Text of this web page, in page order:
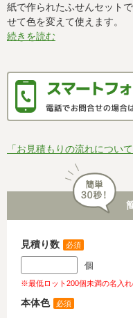
紙で作られたふせんセット
せて色を変えて使えます。
続きを読む
「お見積もりの流れについ
見積り数 必須
個
※最低ロット200個未満の名入れ
本体色 必須